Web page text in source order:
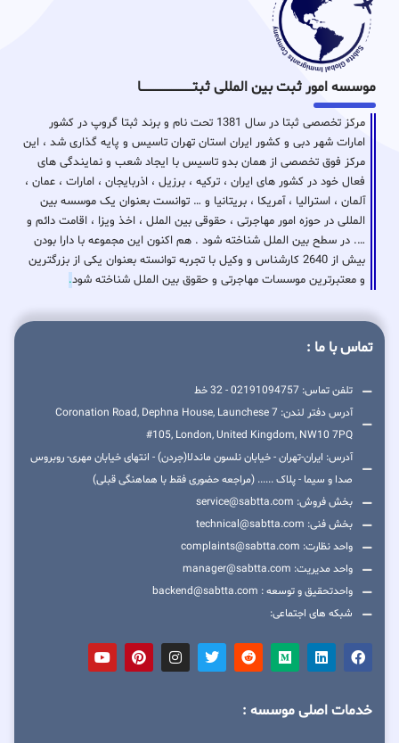
موسسه امور ثبت بین المللی ثبتـــــــــــــــــــــــــــــا
مرکز تخصصی ثبتا در سال 1381 تحت نام و برند ثبتا گروپ در کشور
امارات شهر دبی و کشور ایران استان تهران تاسیس و پایه گذاری شد ، این
مرکز فوق تخصصی از همان بدو تاسیس با ایجاد شعب و نمایندگی های
فعال خود در کشور های ایران ، ترکیه ، برزیل ، اذربایجان ، امارات ، عمان ،
آلمان ، استرالیا ، آمریکا ، بریتانیا و … توانست بعنوان یک موسسه بین
المللی در حوزه امور مهاجرتی ، حقوقی بین الملل ، اخذ ویزا ، اقامت دائم و
…. در سطح بین الملل شناخته شود . هم اکنون این مجموعه با دارا بودن
بیش از 2640 کارشناس و وکیل با تجربه توانسته بعنوان یکی از بزرگترین
و معتبرترین موسسات مهاجرتی و حقوق بین الملل شناخته شود.
تماس با ما :
تلفن تماس: 02191094757 - 32 خط
آدرس دفتر لندن: 7 Coronation Road, Dephna House, Launchese
#105, London, United Kingdom, NW10 7PQ
آدرس: ایران-تهران - خیابان نلسون ماندلا(جردن) - انتهای خیابان مهری- روبروس
صدا و سیما - پلاک ...... (مراجعه حضوری فقط با هماهنگی قبلی)
بخش فروش: service@sabtta.com
بخش فنی: technical@sabtta.com
واحد نظارت: complaints@sabtta.com
واحد مدیریت: manager@sabtta.com
واحدتحقیق و توسعه : backend@sabtta.com
شبکه های اجتماعی:
خدمات اصلی موسسه :